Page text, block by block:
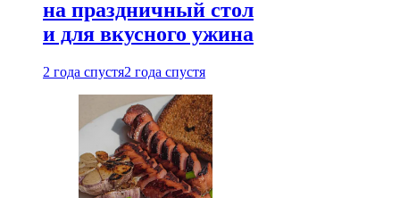
на праздничный стол
и для вкусного ужина
2 года спустя2 года спустя